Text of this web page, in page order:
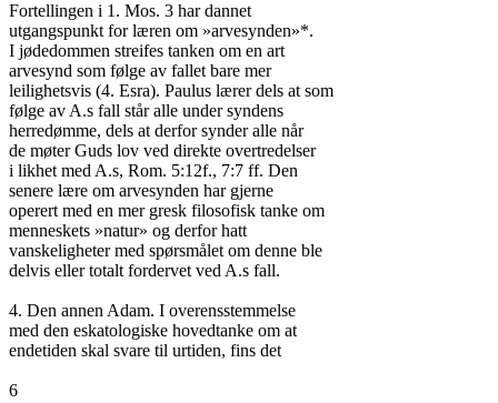
Fortellingen i 1. Mos. 3 har dannet
utgangspunkt for læren om »arvesynden»*.
I jødedommen streifes tanken om en art
arvesynd som følge av fallet bare mer
leilighetsvis (4. Esra). Paulus lærer dels at som
følge av A.s fall står alle under syndens
herredømme, dels at derfor synder alle når
de møter Guds lov ved direkte overtredelser
i likhet med A.s, Rom. 5:12f., 7:7 ff. Den
senere lære om arvesynden har gjerne
operert med en mer gresk filosofisk tanke om
menneskets »natur» og derfor hatt
vanskeligheter med spørsmålet om denne ble
delvis eller totalt fordervet ved A.s fall.
4. Den annen Adam. I overensstemmelse
med den eskatologiske hovedtanke om at
endetiden skal svare til urtiden, fins det
6